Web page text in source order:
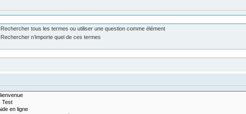
Rechercher tous les termes ou utiliser une question comme élément
Rechercher n’importe quel de ces termes